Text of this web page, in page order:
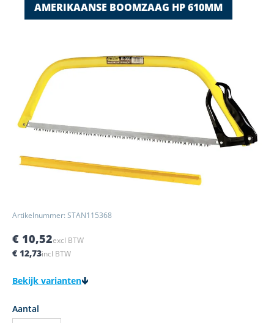
AMERIKAANSE BOOMZAAG HP 610MM
Click to view image in fullscreen
Artikelnummer: STAN115368
€ 10,52excl BTW
€ 12,73incl BTW
Bekijk varianten
Aantal